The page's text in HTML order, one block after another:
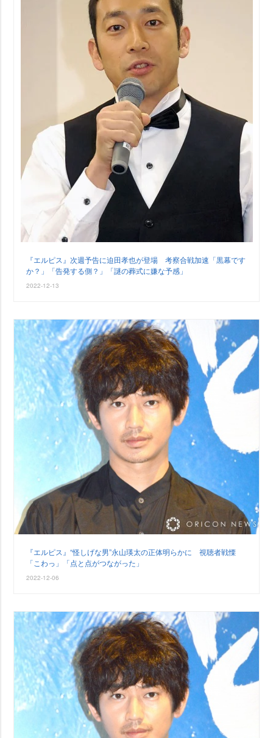
『エルピス』次週予告に迫田孝也が登場 考察合戦加速「黒幕です
か？」「告発する側？」「謎の葬式に嫌な予感」
2022-12-13
『エルピス』“怪しげな男”永山瑛太の正体明らかに 視聴者戦慄
「こわっ」「点と点がつながった」
2022-12-06